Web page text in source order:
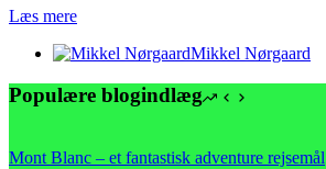
Læs mereVideo
gode
rygsække
Mikkel Nørgaard
Populære blogindlæg
Mont Blanc – et fantastisk adventure rejsemål